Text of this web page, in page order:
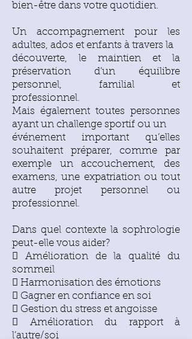
bien-être dans votre quotidien.
Un accompagnement pour les
adultes, ados et enfants à travers la
découverte, le maintien et la
préservation d’un équilibre
personnel, familial et
professionnel.
Mais également toutes personnes
ayant un challenge sportif ou un
événement important qu’elles
souhaitent préparer, comme par
exemple un accouchement, des
examens, une expatriation ou tout
autre projet personnel ou
professionnel.
Dans quel contexte la sophrologie
peut-elle vous aider?
 Amélioration de la qualité du
sommeil
 Harmonisation des émotions
 Gagner en confiance en soi
 Gestion du stress et angoisse
 Amélioration du rapport à
l’autre/soi